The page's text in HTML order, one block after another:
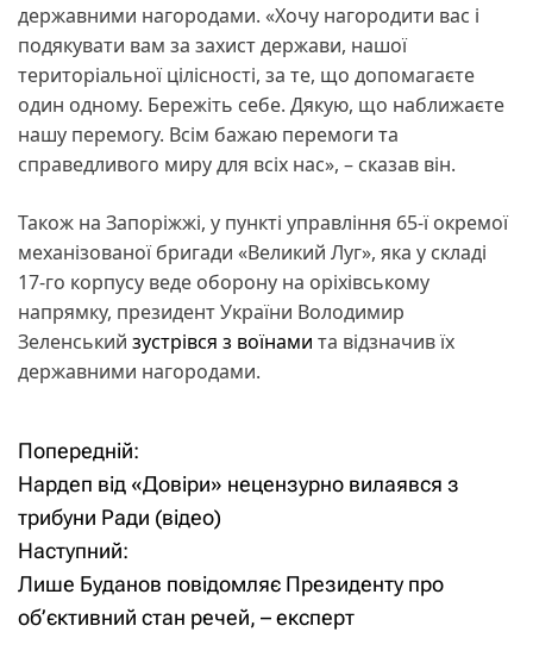
державними нагородами. «Хочу нагородити вас і
подякувати вам за захист держави, нашої
територіальної цілісності, за те, що допомагаєте
один одному. Бережіть себе. Дякую, що наближаєте
нашу перемогу. Всім бажаю перемоги та
справедливого миру для всіх нас», – сказав він.
Також на Запоріжжі, у пункті управління 65-ї окремої
механізованої бригади «Великий Луг», яка у складі
17-го корпусу веде оборону на оріхівському
напрямку, президент України Володимир
Зеленський зустрівся з воїнами та відзначив їх
державними нагородами.
Н
а
в
і
Попередній:
Нардеп від «Довіри» нецензурно вилаявся з
трибуни Ради (відео)
Наступний:
Лише Буданов повідомляє Президенту про
об’єктивний стан речей, – експерт